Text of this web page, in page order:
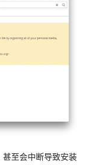
至会中断导致安装